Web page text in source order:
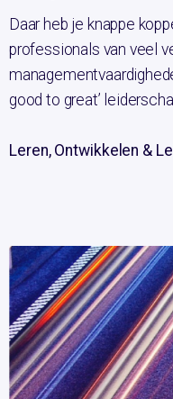
Daar heb je knappe
professionals van veel
good to great’
Leren, Ontwikkelen &